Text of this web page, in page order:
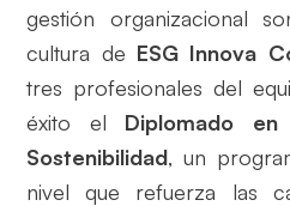
gestión organizacional
cultura de ESG Innova
tres profesionales del
éxito el Diplomado
Sostenibilidad, un
nivel que refuerza las